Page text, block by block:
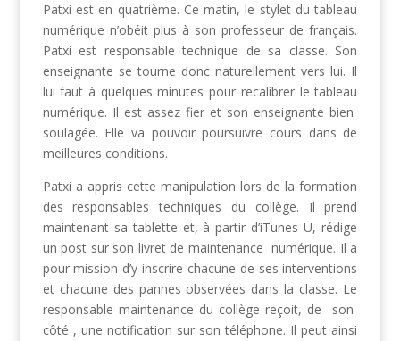
Patxi est en quatrième. Ce matin, le stylet du tableau
numérique n’obéit plus à son professeur de français.
Patxi est responsable technique de sa classe. Son
enseignante se tourne donc naturellement vers lui. Il
lui faut à quelques minutes pour recalibrer le tableau
numérique. Il est assez fier et son enseignante bien
soulagée. Elle va pouvoir poursuivre cours dans de
meilleures conditions.
Patxi a appris cette manipulation lors de la formation
des responsables techniques du collège. Il prend
maintenant sa tablette et, à partir d’iTunes U, rédige
un post sur son livret de maintenance numérique. Il a
pour mission d’y inscrire chacune de ses interventions
et chacune des pannes observées dans la classe. Le
responsable maintenance du collège reçoit, de son
côté , une notification sur son téléphone. Il peut ainsi